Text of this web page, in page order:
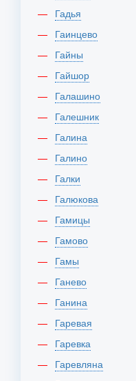
Гадья
Гаинцево
Гайны
Гайшор
Галашино
Галешник
Галина
Галино
Галки
Галюкова
Гамицы
Гамово
Гамы
Ганево
Ганина
Гаревая
Гаревка
Гаревляна